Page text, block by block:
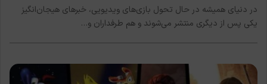
در دنیای همیشه در حال تحول بازی‌های ویدیویی، خبرهای هیجان‌انگیز
یکی پس از دیگری منتشر می‌شوند و هم طرفداران و…